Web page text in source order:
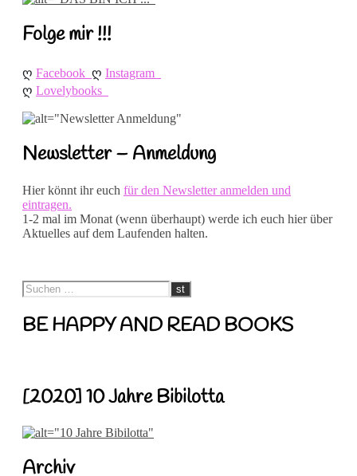
Folge mir !!!
ღ Facebook ღ Instagram
ღ Lovelybooks
Newsletter – Anmeldung
Hier könnt ihr euch für den Newsletter anmelden und
eintragen.
1-2 mal im Monat (wenn überhaupt) werde ich euch hier über
Aktuelles auf dem Laufenden halten.
BE HAPPY AND READ BOOKS
[2020] 10 Jahre Bibilotta
Archiv